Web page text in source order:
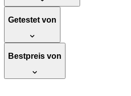
Getestet von
Bestpreis von